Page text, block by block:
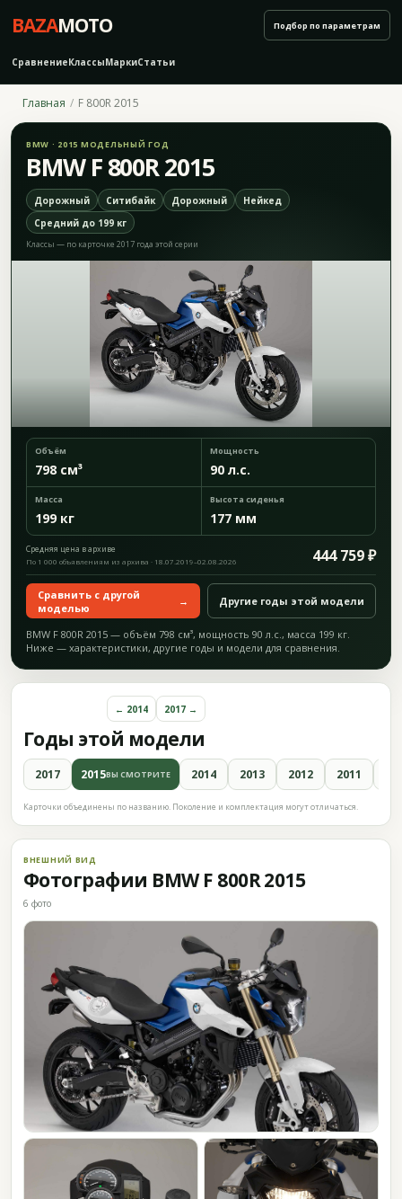
BAZAMOTO
СравнениеКлассыМаркиСтатьи
Подбор по параметрам
Главная F 800R 2015
BMW · 2015 МОДЕЛЬНЫЙ ГОД
BMW F 800R 2015
Дорожный Ситибайк Дорожный
Нейкед
Средний до 199 кг
Классы — по карточке 2017 года этой серии
Объём
798 см³
Мощность
90 л.с.
Масса
199 кг
Высота сиденья
177 мм
Средняя цена в архиве 444 759 ₽
По 1 000 объявлениям из архива · 18.07.2019–02.08.2026
Сравнить с другой
моделью
→ Другие годы этой модели
BMW F 800R 2015 — объём 798 см³, мощность 90 л.с., масса 199 кг.
Ниже — характеристики, другие годы и модели для сравнения.
Годы этой модели
← 2014 2017 →
2017 2015ВЫ СМОТРИТЕ 2014 2013 2012 2011
Карточки объединены по названию. Поколение и комплектация могут отличаться.
ВНЕШНИЙ ВИД
Фотографии BMW F 800R 2015
6 фото